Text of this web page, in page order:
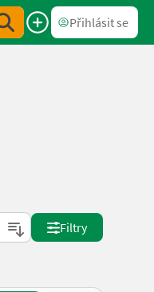
Přihlásit se
Filtry